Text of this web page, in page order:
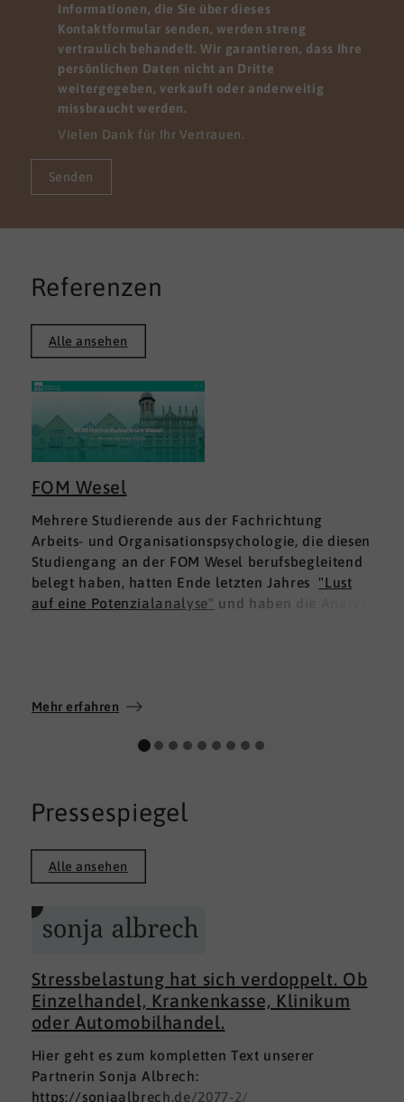
Informationen, die Sie über dieses
Kontaktformular senden, werden streng
vertraulich behandelt. Wir garantieren, dass Ihre
persönlichen Daten nicht an Dritte
weitergegeben, verkauft oder anderweitig
missbraucht werden.
Vielen Dank für Ihr Vertrauen.
Senden
Referenzen
Alle ansehen
FOM Wesel
Mehrere Studierende aus der Fachrichtung
Arbeits- und Organisationspsychologie, die diesen
Studiengang an der FOM Wesel berufsbegleitend
belegt haben, hatten Ende letzten Jahres "Lust
auf eine Potenzialanalyse" und haben die Analyse
Wir wünschen allen Teilnehmerinnen und
persönlichen Weg und viel Erfolg.
Mehr erfahren
Pressespiegel
Alle ansehen
Stressbelastung hat sich verdoppelt. Ob
Einzelhandel, Krankenkasse, Klinikum
oder Automobilhandel.
Hier geht es zum kompletten Text unserer
Partnerin Sonja Albrech:
https://sonjaalbrech.de/2077-2/